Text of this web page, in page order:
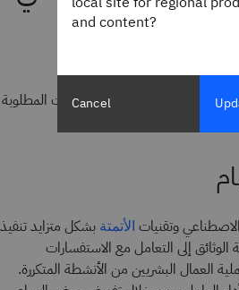
في كيفية إنجاز العمل والمهارات المطلوبة
التحولات في مشهد التوظيف:
وتقنيات الأتمتة بشكل متزايد تنفيذ
الوثائق إلى التعامل مع الاستفسارات
العمال البشريين من الأنشطة المتكررة.
and content?
Cancel